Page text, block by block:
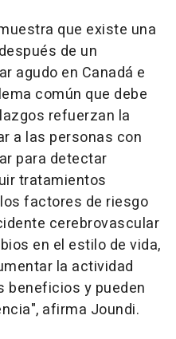
que existe una
de un
agudo en Canadá e
común que debe
refuerzan la
a las personas con
para detectar
tratamientos
factores de riesgo
cerebrovascular
en el estilo de vida,
la actividad
beneficios y pueden
afirma Joundi.